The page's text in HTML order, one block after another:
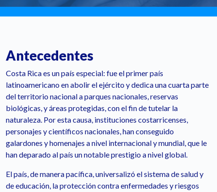
Antecedentes
Costa Rica es un país especial: fue el primer país
latinoamericano en abolir el ejército y dedica una cuarta parte
del territorio nacional a parques nacionales, reservas
biológicas, y áreas protegidas, con el fin de tutelar la
naturaleza. Por esta causa, instituciones costarricenses,
personajes y científicos nacionales, han conseguido
galardones y homenajes a nivel internacional y mundial, que le
han deparado al país un notable prestigio a nivel global.
El país, de manera pacífica, universalizó el sistema de salud y
de educación, la protección contra enfermedades y riesgos